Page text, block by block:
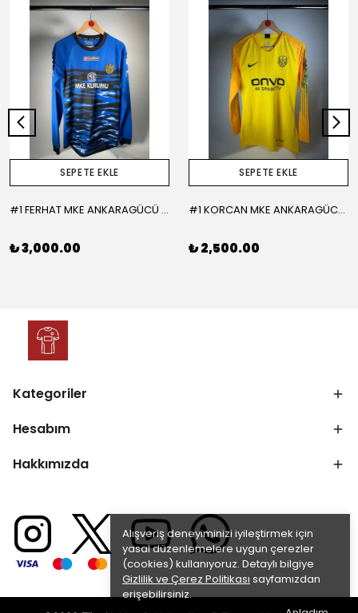
Alışveriş deneyiminizi iyileştirmek için
yasal düzenlemelere uygun çerezler
(cookies) kullanıyoruz. Detaylı bilgiye
Gizlilik ve Çerez Politikası sayfamızdan
erişebilirsiniz.
SEPETE EKLE
#1 FERHAT MKE ANKARAGÜCÜ 2015-2016 KALECİ - LARGE
₺ 3,000.00
SEPETE EKLE
#1 KORCAN MKE ANKARAGÜCÜ 2019-2020 KALECİ - MEDIUM
₺ 2,500.00
Kategoriler
Hesabım
Hakkımızda